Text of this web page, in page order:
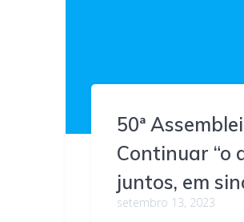
50ª
Continuar “o
juntos, em
setembro 13, 2023